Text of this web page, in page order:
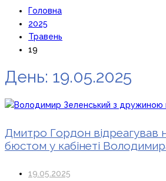
Головна
2025
Травень
19
День: 19.05.2025
Дмитро Гордон відреагував
бюстом у кабінеті
19.05.2025